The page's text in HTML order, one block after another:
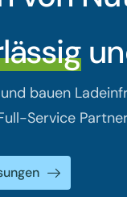
bauen
Service